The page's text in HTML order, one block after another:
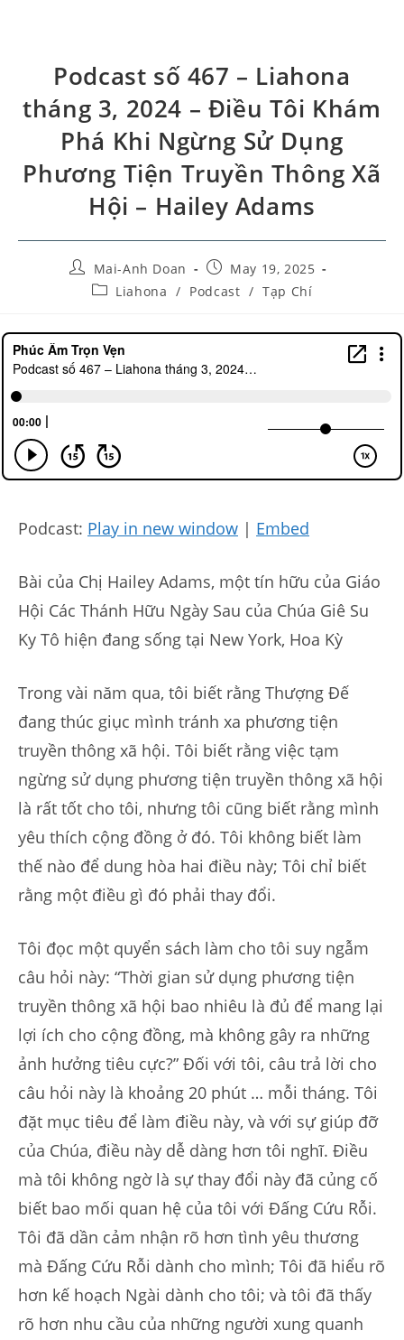
Podcast số 467 – Liahona
tháng 3, 2024 – Điều Tôi Khám
Phá Khi Ngừng Sử Dụng
Phương Tiện Truyền Thông Xã
Hội – Hailey Adams
Mai-Anh Doan
May 19, 2025
Liahona / Podcast / Tạp Chí
Podcast: Play in new window | Embed
Bài của Chị Hailey Adams, một tín hữu của Giáo
Hội Các Thánh Hữu Ngày Sau của Chúa Giê Su
Ky Tô hiện đang sống tại New York, Hoa Kỳ
Trong vài năm qua, tôi biết rằng Thượng Đế
đang thúc giục mình tránh xa phương tiện
truyền thông xã hội. Tôi biết rằng việc tạm
ngừng sử dụng phương tiện truyền thông xã hội
là rất tốt cho tôi, nhưng tôi cũng biết rằng mình
yêu thích cộng đồng ở đó. Tôi không biết làm
thế nào để dung hòa hai điều này; Tôi chỉ biết
rằng một điều gì đó phải thay đổi.
Tôi đọc một quyển sách làm cho tôi suy ngẫm
câu hỏi này: “Thời gian sử dụng phương tiện
truyền thông xã hội bao nhiêu là đủ để mang lại
lợi ích cho cộng đồng, mà không gây ra những
ảnh hưởng tiêu cực?” Đối với tôi, câu trả lời cho
câu hỏi này là khoảng 20 phút … mỗi tháng. Tôi
đặt mục tiêu để làm điều này, và với sự giúp đỡ
của Chúa, điều này dễ dàng hơn tôi nghĩ. Điều
mà tôi không ngờ là sự thay đổi này đã củng cố
biết bao mối quan hệ của tôi với Đấng Cứu Rỗi.
Tôi đã dần cảm nhận rõ hơn tình yêu thương
mà Đấng Cứu Rỗi dành cho mình; Tôi đã hiểu rõ
hơn kế hoạch Ngài dành cho tôi; và tôi đã thấy
rõ hơn nhu cầu của những người xung quanh